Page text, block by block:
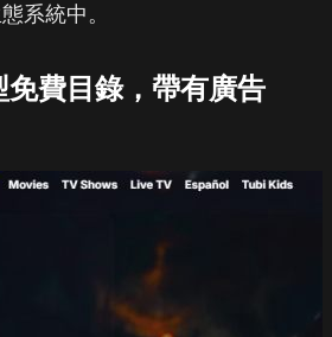
系統中。
費目錄，帶有廣告